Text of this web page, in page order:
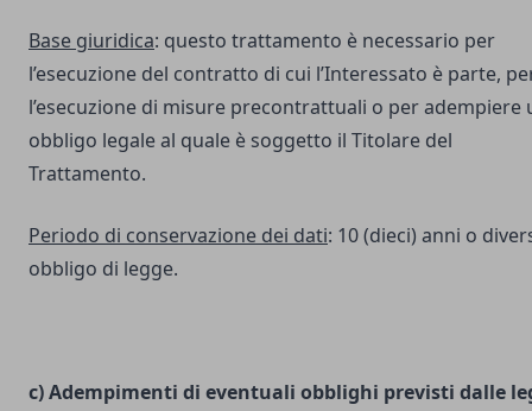
Base giuridica: questo trattamento è necessario per
l’esecuzione del contratto di cui l’Interessato è parte,
l’esecuzione di misure precontrattuali o per adempiere
obbligo legale al quale è soggetto il Titolare del
Trattamento.
Periodo di conservazione dei dati: 10 (dieci) anni o
obbligo di legge.
c) Adempimenti di eventuali obblighi previsti dalle